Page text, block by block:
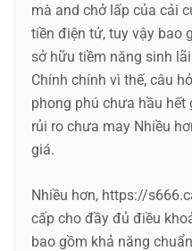
mà and chở lấp của cải
tiền điện tử, tuy vậy bao
sở hữu tiềm năng sinh
Chính chính vì thế, câu
phong phú chưa hầu
rủi ro chưa may Nhiều
giá.
Nhiều hơn, https://
cấp cho đầy đủ điều
bao gồm khả năng